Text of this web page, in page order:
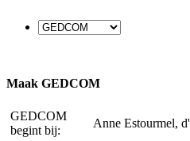
Maak GEDCOM
GEDCOM
begint bij:
Anne Estourmel, d'